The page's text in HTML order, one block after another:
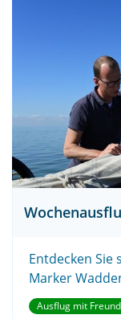
Entdecken
Marker
Ausflug mit